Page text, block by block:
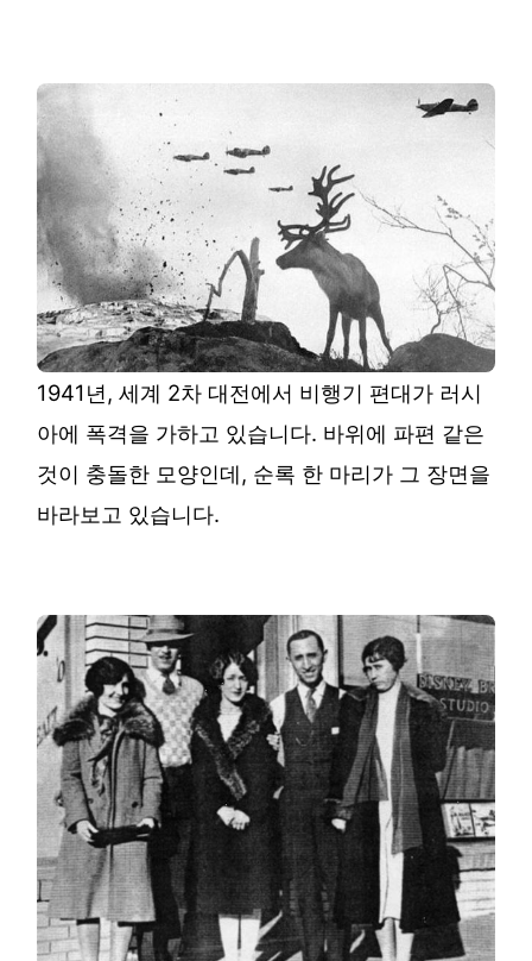
1941년, 세계 2차 대전에서 비행기 편대가 러시
아에 폭격을 가하고 있습니다. 바위에 파편 같은
것이 충돌한 모양인데, 순록 한 마리가 그 장면을
바라보고 있습니다.